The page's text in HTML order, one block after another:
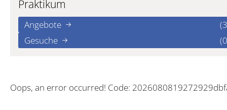
Praktikum
Angebote
Gesuche
Oops, an error occurred! Code: